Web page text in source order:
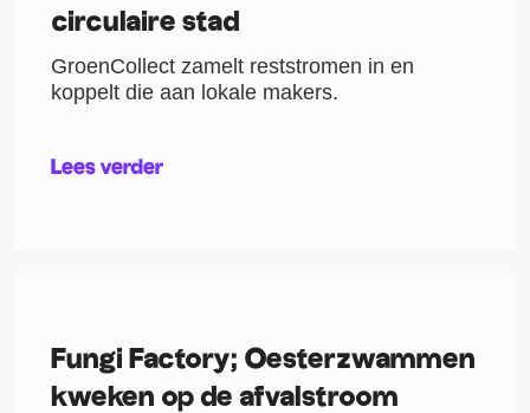
circulaire stad
GroenCollect zamelt reststromen in en
koppelt die aan lokale makers.
Lees verder
Fungi Factory; Oesterzwammen
kweken op de afvalstroom